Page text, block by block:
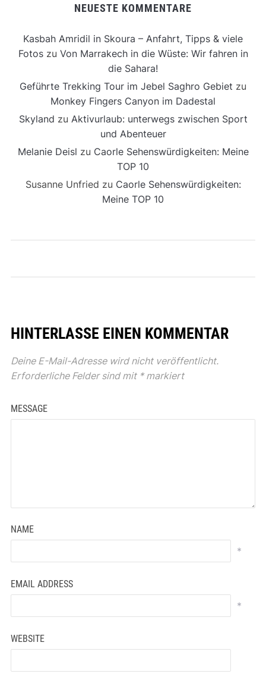
NEUESTE KOMMENTARE
Kasbah Amridil in Skoura – Anfahrt, Tipps & viele
Fotoszu Von Marrakech in die Wüste: Wir fahren in
die Sahara!
Geführte Trekking Tour im Jebel Saghro Gebiet zu
Monkey Fingers Canyon im Dadestal
Skyland zu Aktivurlaub: unterwegs zwischen Sport
und Abenteuer
Melanie Deisl zu Caorle Sehenswürdigkeiten: Meine
TOP 10
Susanne Unfried zu Caorle Sehenswürdigkeiten:
Meine TOP 10
HINTERLASSE EINEN KOMMENTAR
Deine E-Mail-Adresse wird nicht veröffentlicht.
Erforderliche Felder sind mit *markiert
MESSAGE
NAME
*
EMAIL ADDRESS
*
WEBSITE